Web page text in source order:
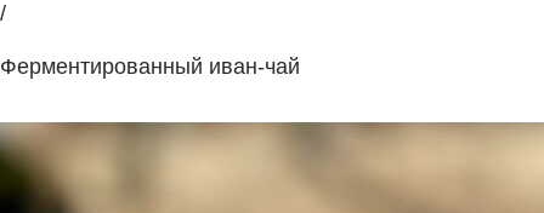
/
Ферментированный иван-чай